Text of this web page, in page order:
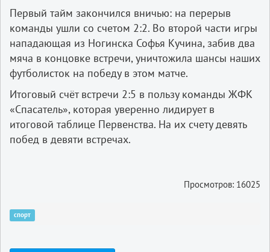
Первый тайм закончился вничью: на перерыв
команды ушли со счетом 2:2. Во второй части игры
нападающая из Ногинска Софья Кучина, забив два
мяча в концовке встречи, уничтожила шансы наших
футболисток на победу в этом матче.
Итоговый счëт встречи 2:5 в пользу команды ЖФК
«Спасатель», которая уверенно лидирует в
итоговой таблице Первенства. На их счету девять
побед в девяти встречах.
Просмотров: 16025
спорт